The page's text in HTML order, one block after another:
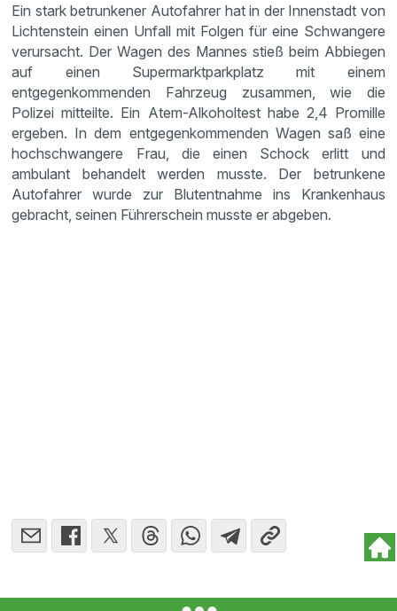
Ein stark betrunkener Autofahrer hat in der Innenstadt von
Lichtenstein einen Unfall mit Folgen für eine Schwangere
verursacht. Der Wagen des Mannes stieß beim Abbiegen
auf einen Supermarktparkplatz mit einem
entgegenkommenden Fahrzeug zusammen, wie die
Polizei mitteilte. Ein Atem-Alkoholtest habe 2,4 Promille
ergeben. In dem entgegenkommenden Wagen saß eine
hochschwangere Frau, die einen Schock erlitt und
ambulant behandelt werden musste. Der betrunkene
Autofahrer wurde zur Blutentnahme ins Krankenhaus
gebracht, seinen Führerschein musste er abgeben.